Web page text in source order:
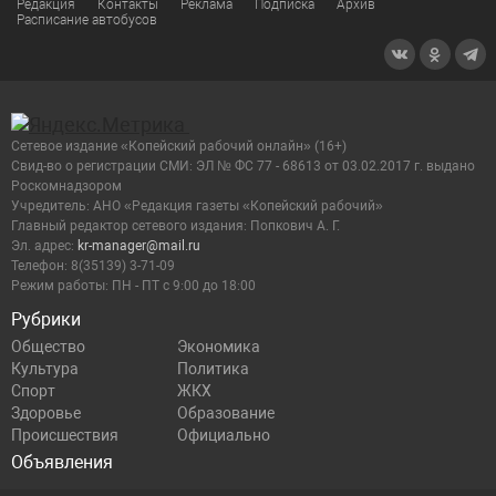
Редакция Контакты Реклама Подписка
Архив
Расписание автобусов
Рубрики
Общество
Экономика
Культура
Политика
Спорт
ЖКХ
Здоровье
Образование
Происшествия
Официально
Объявления
Сетевое издание «Копейский рабочий онлайн» (16+)
Cвид-во о регистрации СМИ: ЭЛ № ФС 77 - 68613 от 03.02.2017 г. выдано
Роскомнадзором
Учредитель: АНО «Редакция газеты «Копейский рабочий»
Главный редактор сетевого издания: Попкович А. Г.
Эл. адрес: kr-manager@mail.ru
Телефон: 8(35139) 3-71-09
Режим работы: ПН - ПТ с 9:00 до 18:00